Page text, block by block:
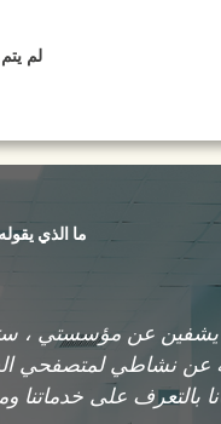
لم
ما الذي
يشفين عن مؤسستي ،
عن نشاطي لمتصفحي
بالتعرف على خدماتنا